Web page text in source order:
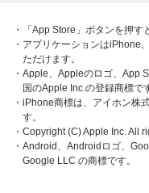
・「App Store」ボタンを押す
・アプリケーションはiPhone
ただけます。
・Apple、Appleのロゴ、App
国のApple Inc.の登録商標で
・iPhone商標は、アイホン株
す。
・Copyright (C) Apple Inc. All
・Android、Androidロゴ、
Google LLC の商標です。